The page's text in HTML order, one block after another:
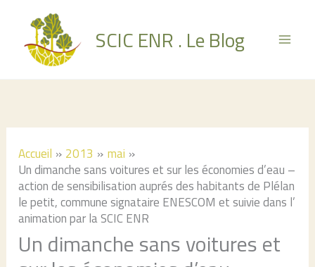
contenu
SCIC ENR . Le Blog
Accueil 2013
mai
Un dimanche sans voitures et sur les économies d’eau –
action de sensibilisation auprés des habitants de Plélan
le petit, commune signataire ENESCOM et suivie dans l’
animation par la SCIC ENR
Un dimanche sans voitures et